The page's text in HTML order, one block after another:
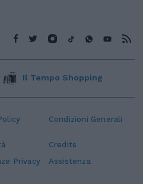
Condizioni Generali
Credits
Privacy Assistenza
Il Tempo Shopping